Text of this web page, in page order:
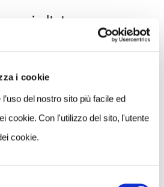
i cookie
del nostro sito più facile ed
cookie. Con l'utilizzo del sito, l'utente
cookie.
risultato.